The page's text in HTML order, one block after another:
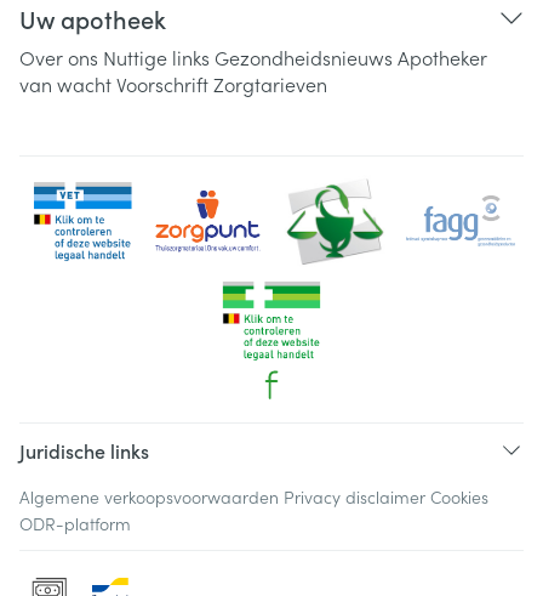
Uw apotheek
Over ons Nuttige links Gezondheidsnieuws Apotheker
van wachtVoorschriftZorgtarieven
Juridische links
Algemene verkoopsvoorwaarden Privacy disclaimer Cookies
ODR-platform